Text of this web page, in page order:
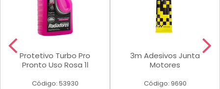
Protetivo Turbo Pro
Pronto Uso Rosa 1l
Código: 53930
3m Adesivos Junta
Motores
Código: 9690